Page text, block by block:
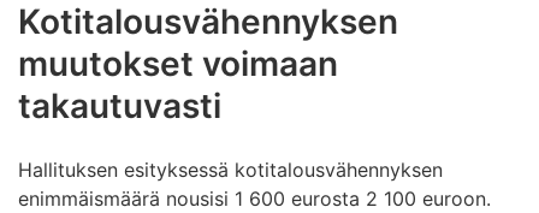
Kotitalousvähennyksen
muutokset voimaan
takautuvasti
Hallituksen esityksessä kotitalousvähennyksen
enimmäismäärä nousisi 1 600 eurosta 2 100 euroon.